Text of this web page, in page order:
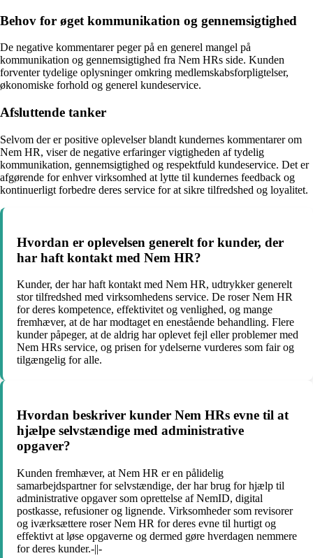
Behov for øget kommunikation og gennemsigtighed
De negative kommentarer peger på en generel mangel på
kommunikation og gennemsigtighed fra Nem HRs side. Kunden
forventer tydelige oplysninger omkring medlemskabsforpligtelser,
økonomiske forhold og generel kundeservice.
Afsluttende tanker
Selvom der er positive oplevelser blandt kundernes kommentarer om
Nem HR, viser de negative erfaringer vigtigheden af tydelig
kommunikation, gennemsigtighed og respektfuld kundeservice. Det er
afgørende for enhver virksomhed at lytte til kundernes feedback og
kontinuerligt forbedre deres service for at sikre tilfredshed og loyalitet.
Hvordan er oplevelsen generelt for kunder, der
har haft kontakt med Nem HR?
Kunder, der har haft kontakt med Nem HR, udtrykker generelt
stor tilfredshed med virksomhedens service. De roser Nem HR
for deres kompetence, effektivitet og venlighed, og mange
fremhæver, at de har modtaget en enestående behandling. Flere
kunder påpeger, at de aldrig har oplevet fejl eller problemer med
Nem HRs service, og prisen for ydelserne vurderes som fair og
tilgængelig for alle.
Hvordan beskriver kunder Nem HRs evne til at
hjælpe selvstændige med administrative
opgaver?
Kunden fremhæver, at Nem HR er en pålidelig
samarbejdspartner for selvstændige, der har brug for hjælp til
administrative opgaver som oprettelse af NemID, digital
postkasse, refusioner og lignende. Virksomheder som revisorer
og iværksættere roser Nem HR for deres evne til hurtigt og
effektivt at løse opgaverne og dermed gøre hverdagen nemmere
for deres kunder.-||-